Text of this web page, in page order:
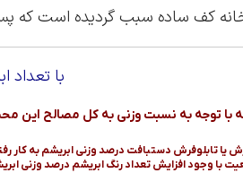
کف ساده سبب گردیده است که
با تعداد
تابلوفرش دستبافت درصد وزنی ابریشم به کار
با وجود افزایش تعداد رنگ ابریشم درصد وزنی